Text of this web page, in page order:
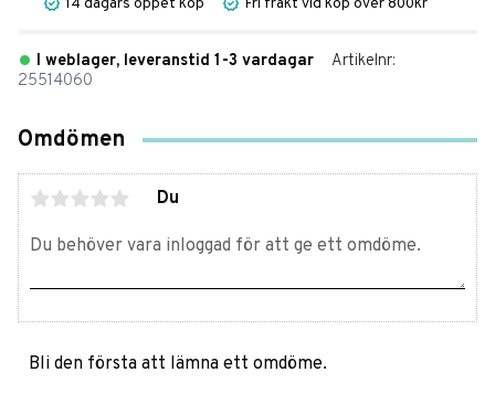
I weblager, leveranstid 1-3 vardagar
Artikelnr
25514060
Omdömen
Du
Bli den första att lämna ett omdöme.